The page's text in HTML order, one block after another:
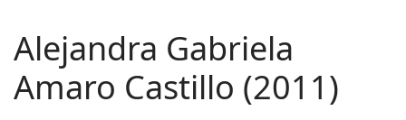
Alejandra Gabriela
Amaro Castillo (2011)